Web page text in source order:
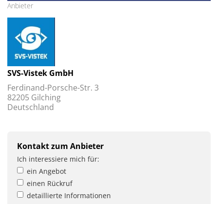
Anbieter
SVS-Vistek GmbH
Ferdinand-Porsche-Str. 3
82205 Gilching
Deutschland
Kontakt zum Anbieter
Ich interessiere mich für:
ein Angebot
einen Rückruf
detaillierte Informationen